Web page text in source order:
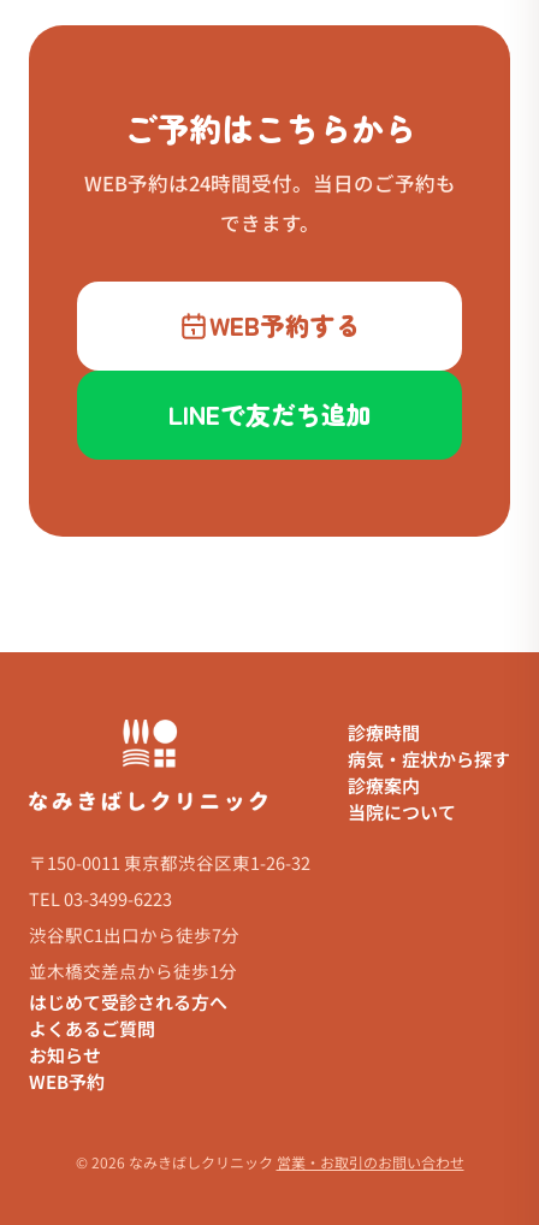
ご予約はこちらから
WEB予約は24時間受付。当日のご予約も
できます。
WEB予約する
LINEで友だち追加
〒150-0011 東京都渋谷区東1-26-32
TEL 03-3499-6223
渋谷駅C1出口から徒歩7分
並木橋交差点から徒歩1分
診療時間
病気・症状から探す
診療案内
当院について
はじめて受診される方へ
よくあるご質問
お知らせ
WEB予約
© 2026 なみきばしクリニック 営業・お取引のお問い合わせ